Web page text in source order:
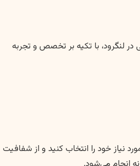
لنگرود، با تکیه بر تخصص و تجربه
نیاز خود را انتخاب کنید و از شفافیت